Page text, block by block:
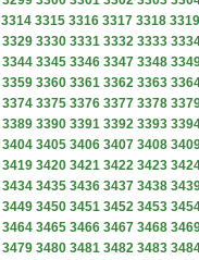
3314 3315 3316 3317 3318 3319
3329 3330 3331 3332 3333
3344 3345 3346 3347 3348
3359 3360 3361 3362 3363
3374 3375 3376 3377 3378
3389 3390 3391 3392 3393
3404 3405 3406 3407 3408
3419 3420 3421 3422 3423
3434 3435 3436 3437 3438
3449 3450 3451 3452 3453
3464 3465 3466 3467 3468
3479 3480 3481 3482 3483